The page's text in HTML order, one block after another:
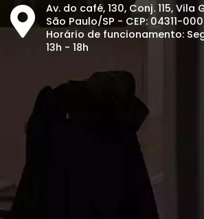
Av. do café, 130, Conj. 115, Vila
São Paulo/SP - CEP: 04311-000
Horário de funcionamento:
13h - 18h